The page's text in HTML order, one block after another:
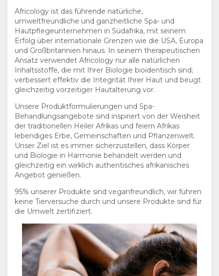
Africology ist das führende natürliche,
umweltfreundliche und ganzheitliche Spa- und
Hautpflegeunternehmen in Südafrika, mit seinem
Erfolg über internationale Grenzen wie die USA, Europa
und Großbritannien hinaus. In seinem therapeutischen
Ansatz verwendet Africology nur alle natürlichen
Inhaltsstoffe, die mit Ihrer Biologie bioidentisch sind;
verbessert effektiv die Integrität Ihrer Haut und beugt
gleichzeitig vorzeitiger Hautalterung vor.
Unsere Produktformulierungen und Spa-
Behandlungsangebote sind inspiriert von der Weisheit
der traditionellen Heiler Afrikas und feiern Afrikas
lebendiges Erbe, Gemeinschaften und Pflanzenwelt.
Unser Ziel ist es immer sicherzustellen, dass Körper
und Biologie in Harmonie behandelt werden und
gleichzeitig ein wirklich authentisches afrikanisches
Angebot genießen.
95% unserer Produkte sind veganfreundlich, wir führen
keine Tierversuche durch und unsere Produkte sind für
die Umwelt zertifiziert.